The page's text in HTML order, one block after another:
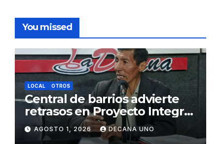
You missed
LOCAL OTROS
Central de barrios advierte
retrasos en Proyecto Integral
de Agua y Alcantarillado para
Juliaca
AGOSTO 1, 2026 DECANA UNO